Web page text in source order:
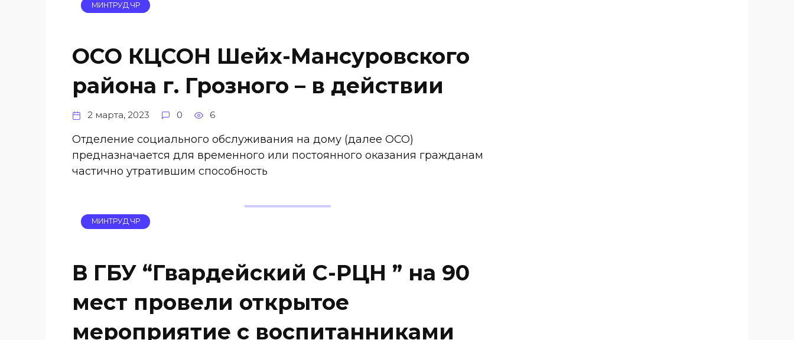
МИНТРУД ЧР
ОСО КЦСОН Шейх-Мансуровского
района г. Грозного – в действии
2 марта, 2023 0 6
Отделение социального обслуживания на дому (далее ОСО)
предназначается для временного или постоянного оказания гражданам
частично утратившим способность
МИНТРУД ЧР
В ГБУ “Гвардейский С-РЦН ” на 90
мест провели открытое
мероприятие с воспитанниками